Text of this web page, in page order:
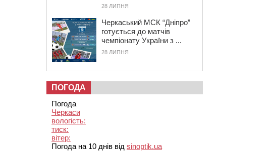
28 ЛИПНЯ
Черкаський МСК “Дніпро”
готується до матчів
чемпіонату України з ...
28 ЛИПНЯ
ПОГОДА
Погода
Черкаси
вологість:
тиск:
вітер:
Погода на 10 днів від sinoptik.ua